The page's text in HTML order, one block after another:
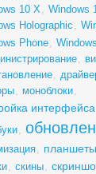
10 X, Windows
Holographic,
Phone,
,
,
, моноблоки,
интерфейса
,
, планшеты
, скины,